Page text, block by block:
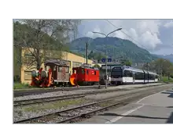
Zweikraftlokomotiven
HGem 2/2, Gem 2/2